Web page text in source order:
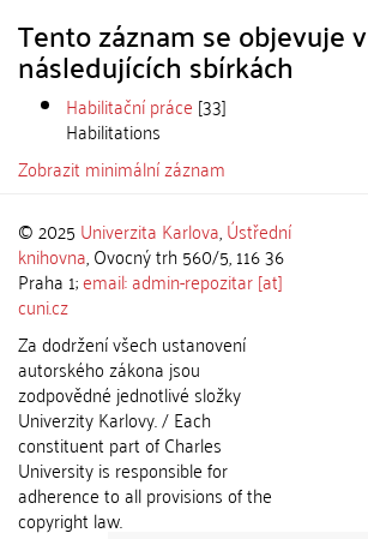
Tento záznam se objevuje v
následujících sbírkách
Habilitační práce [33]
Habilitations
Zobrazit minimální záznam
© 2025 Univerzita Karlova,Ústřední
knihovna, Ovocný trh 560/5, 116 36
Praha 1;email: admin-repozitar [at]
cuni.cz
Za dodržení všech ustanovení
autorského zákona jsou
zodpovědné jednotlivé složky
Univerzity Karlovy. / Each
constituent part of Charles
University is responsible for
adherence to all provisions of the
copyright law.